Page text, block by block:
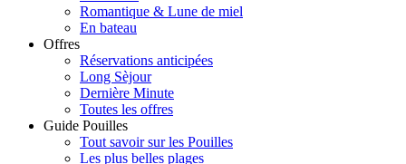
Romantique & Lune de miel
En bateau
Offres
Réservations anticipées
Long Sèjour
Dernière Minute
Toutes les offres
Guide Pouilles
Tout savoir sur les Pouilles
Les plus belles plages